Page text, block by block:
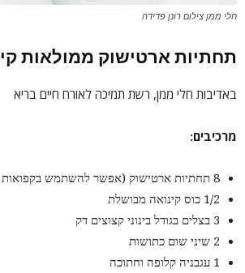
חלי ממן צילום רונן פדידה
תחתיות ארטישוק ממולאות
באדיבות חלי ממן, רשת תמיכה לאורח חיים בריא
מרכיבים:
8 תחתיות ארטישוק (אפשר להשתמש בקפואות
1/2 כוס קינואה מבושלת
3 בצלים בגודל בינוני קצוצים דק
2 שיני שום כתושות
1 עגבניה קלופה וחתוכה